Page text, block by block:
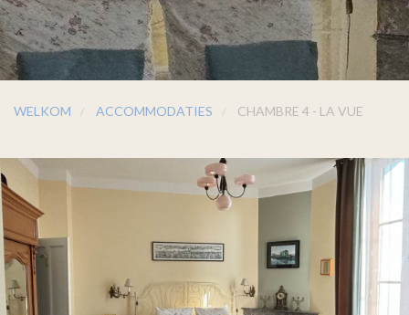
WELKOM ACCOMMODATIES CHAMBRE 4 - LA VUE